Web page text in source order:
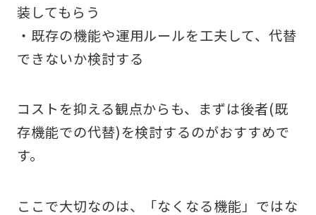
装してもらう
・既存の機能や運用ルールを工夫して、代替
できないか検討する
コストを抑える観点からも、まずは後者(既
存機能での代替)を検討するのがおすすめで
す。
ここで大切なのは、「なくなる機能」ではな